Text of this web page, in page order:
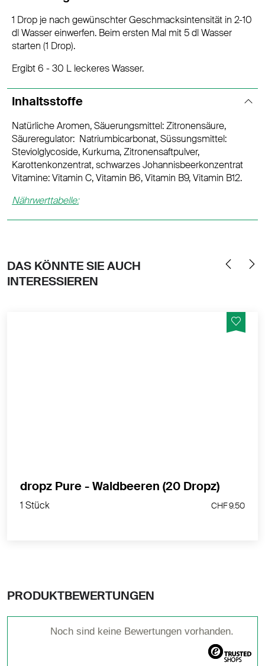
1 Drop je nach gewünschter Geschmacksintensität in 2-10
dl Wasser einwerfen. Beim ersten Mal mit 5 dl Wasser
starten (1 Drop).
Ergibt 6 - 30 L leckeres Wasser.
Inhaltsstoffe
Natürliche Aromen, Säuerungsmittel: Zitronensäure,
Säureregulator: Natriumbicarbonat, Süssungsmittel:
Steviolglycoside, Kurkuma, Zitronensaftpulver,
Karottenkonzentrat, schwarzes Johannisbeerkonzentrat
Vitamine: Vitamin C, Vitamin B6, Vitamin B9, Vitamin B12.
Nährwerttabelle:
DAS KÖNNTE SIE AUCH
INTERESSIEREN
dropz Pure - Waldbeeren (20 Dropz)
1 Stück CHF 9.50
PRODUKTBEWERTUNGEN
Noch sind keine Bewertungen vorhanden.